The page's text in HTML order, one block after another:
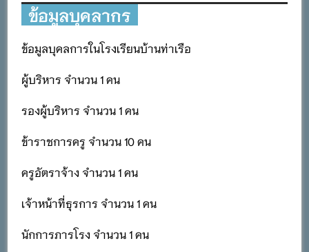
แผนปฏิบัติการประจำปีของโรงเรียนในสังกัด
สำนักงานเขตพื้นที่การศึกษาประถมศึกษาภูเก็ต
พิธีถวายเครื่องราชสักการะ วางพานพุ่ม และจุด
พระชนมพรรษา พระบาทสมเด็จพระเจ้าอยู่หัว ๒๘
กรกฎาคม ๒๕๖๙
เนื่องในวันอาสาฬหบูชาและวันเข้าพรรษา
กิจกรรม SAFETY FOR KIDS เสริมสร้างวินัยและ
ข้อมูลบุคลากร
ข้อมูลบุคลการในโรงเรียนบ้านท่าเรือ
ผู้บริหาร จำนวน 1 คน
รองผู้บริหาร จำนวน 1 คน
ข้าราชการครู จำนวน 10 คน
ครูอัตราจ้าง จำนวน 1 คน
เจ้าหน้าที่ธุรการ จำนวน 1 คน
นักการภารโรง จำนวน 1 คน